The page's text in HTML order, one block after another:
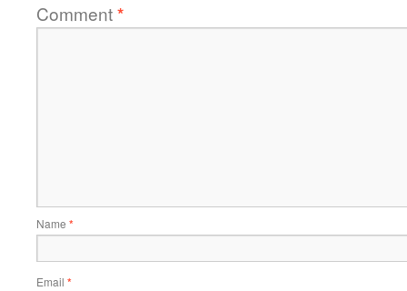
Comment*
Name *
Email *